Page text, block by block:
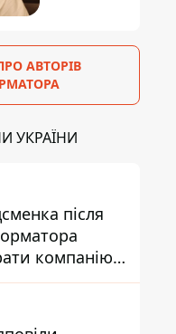
АВТОРІВ
УКРАЇНИ
після
компанію-